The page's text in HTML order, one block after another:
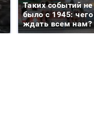
Таких событий не
было с 1945: чего
ждать всем нам?